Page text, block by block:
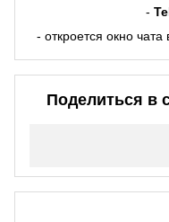
-
- откроется окно
Поделиться в